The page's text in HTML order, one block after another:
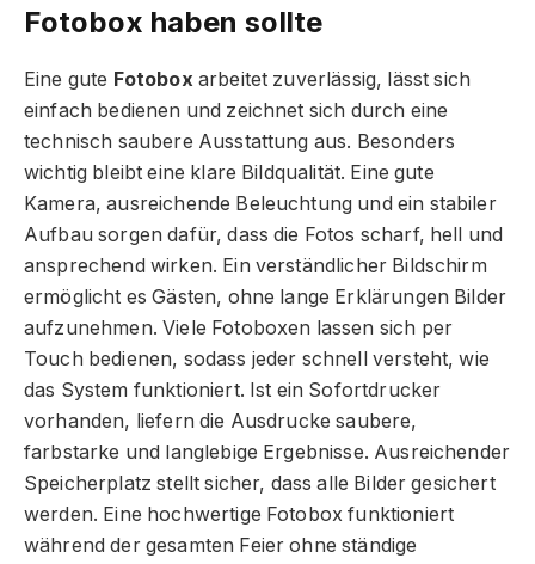
Fotobox haben sollte
Eine gute Fotoboxarbeitet zuverlässig, lässt sich
einfach bedienen und zeichnet sich durch eine
technisch saubere Ausstattung aus. Besonders
wichtig bleibt eine klare Bildqualität. Eine gute
Kamera, ausreichende Beleuchtung und ein stabiler
Aufbau sorgen dafür, dass die Fotos scharf, hell und
ansprechend wirken. Ein verständlicher Bildschirm
ermöglicht es Gästen, ohne lange Erklärungen Bilder
aufzunehmen. Viele Fotoboxen lassen sich per
Touch bedienen, sodass jeder schnell versteht, wie
das System funktioniert. Ist ein Sofortdrucker
vorhanden, liefern die Ausdrucke saubere,
farbstarke und langlebige Ergebnisse. Ausreichender
Speicherplatz stellt sicher, dass alle Bilder gesichert
werden. Eine hochwertige Fotobox funktioniert
während der gesamten Feier ohne ständige